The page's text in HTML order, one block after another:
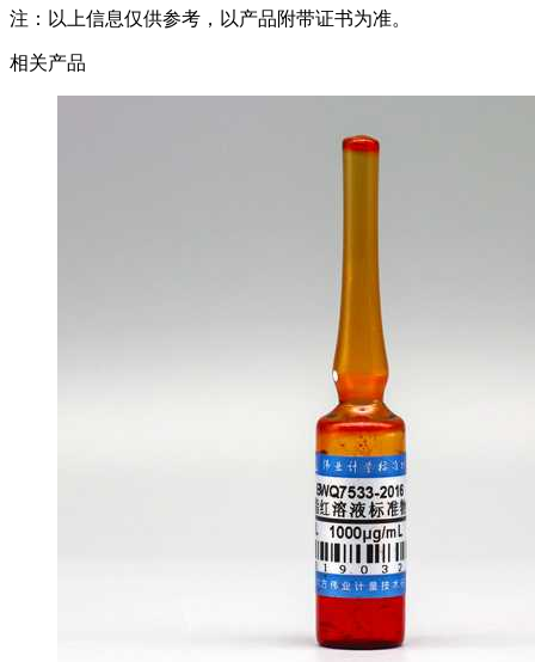
注：以上信息仅供参考，以产品附带证书为准。
相关产品